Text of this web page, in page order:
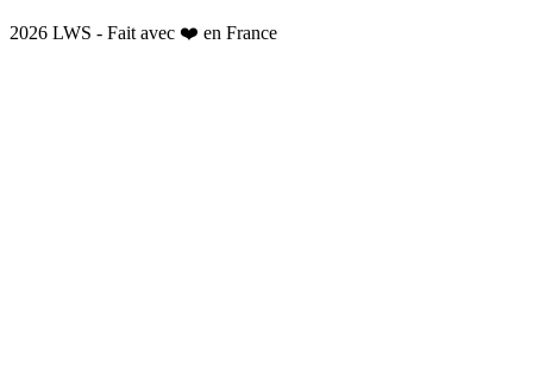
2026 LWS - Fait avec ❤️ en France